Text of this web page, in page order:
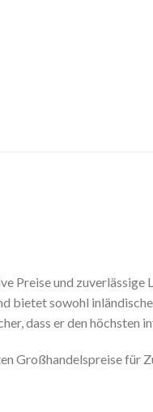
Preise und zuverlässige
bietet sowohl
dass er den höchsten
Großhandelspreise für